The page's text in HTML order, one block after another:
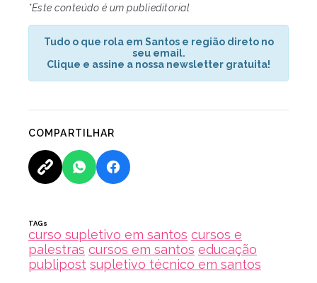
*Este conteúdo é um publieditorial
Tudo o que rola em Santos e região direto no
seu email.
Clique e assine a nossa newsletter gratuita!
COMPARTILHAR
TAGs
curso supletivo em santos cursos e
palestras cursos em santos educação
publipost supletivo técnico em santos